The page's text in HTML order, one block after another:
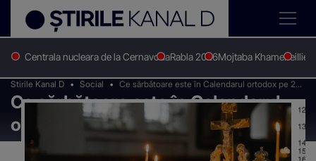
Centrala nucleara de la CernavodaRabla 2026Mojtaba KhameneiIlie
Stirile Kanal D Social
Ce sărbătoare este în Calendarul ortodox pe 2
mai 2026?
Ce sărbătoare este în Calendarul
ortodox pe 2 mai 2026?